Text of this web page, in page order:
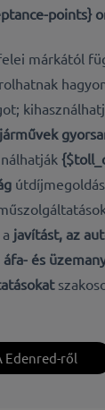
points}
márkától
javítást, az
áfa- és
Edenred-ről